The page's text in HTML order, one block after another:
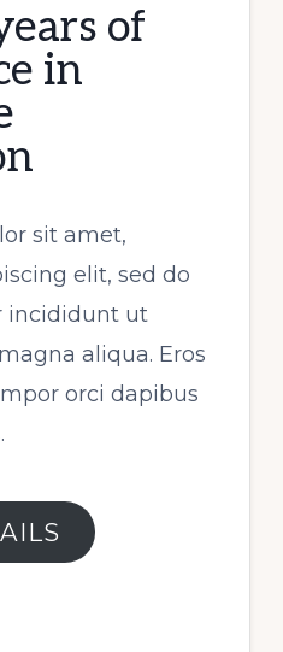
of
in
sit amet,
elit, sed do
incididunt ut
aliqua. Eros
orci dapibus